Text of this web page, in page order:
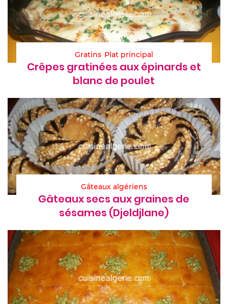
Gratins Plat principal
Crêpes gratinées aux épinards et
blanc de poulet
Gâteaux algériens
Gâteaux secs aux graines de
sésames (Djeldjlane)